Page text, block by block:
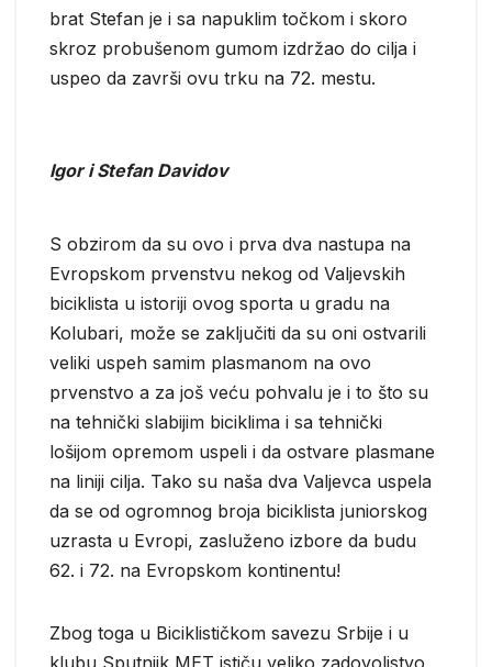
brat Stefan je i sa napuklim točkom i skoro
skroz probušenom gumom izdržao do cilja i
uspeo da završi ovu trku na 72. mestu.
Igor i Stefan Davidov
S obzirom da su ovo i prva dva nastupa na
Evropskom prvenstvu nekog od Valjevskih
biciklista u istoriji ovog sporta u gradu na
Kolubari, može se zaključiti da su oni ostvarili
veliki uspeh samim plasmanom na ovo
prvenstvo a za još veću pohvalu je i to što su
na tehnički slabijim biciklima i sa tehnički
lošijom opremom uspeli i da ostvare plasmane
na liniji cilja. Tako su naša dva Valjevca uspela
da se od ogromnog broja biciklista juniorskog
uzrasta u Evropi, zasluženo izbore da budu
62. i 72. na Evropskom kontinentu!
Zbog toga u Biciklističkom savezu Srbije i u